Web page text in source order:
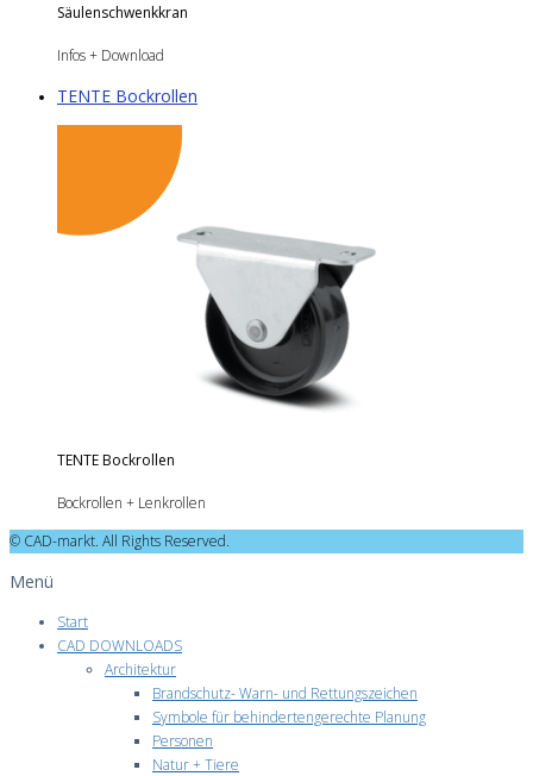
Säulenschwenkkran
Infos + Download
TENTE Bockrollen
TENTE Bockrollen
Bockrollen + Lenkrollen
© CAD-markt. All Rights Reserved.
Menü
Start
CAD DOWNLOADS
Architektur
Brandschutz- Warn- und Rettungszeichen
Symbole für behindertengerechte Planung
Personen
Natur + Tiere